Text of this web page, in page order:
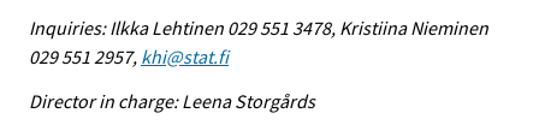
Inquiries: Ilkka Lehtinen 029 551 3478, Kristiina Nieminen
029 551 2957, khi@stat.fi
Director in charge: Leena Storgårds